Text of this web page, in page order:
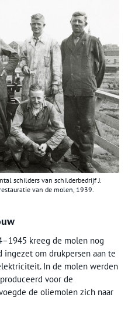
schilders van schilderbedrijf J.
van de molen, 1939.
kreeg de molen nog
om drukpersen aan te
In de molen werden
voor de
de oliemolen zich naar